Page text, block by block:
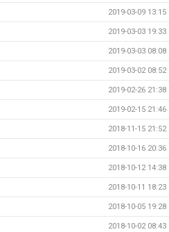
2019-03-09 13:15
2019-03-03 19:33
2019-03-03 08:08
2019-03-02 08:52
2019-02-26 21:38
2019-02-15 21:46
2018-11-15 21:52
2018-10-16 20:36
2018-10-12 14:38
2018-10-11 18:23
2018-10-05 19:28
2018-10-02 08:43